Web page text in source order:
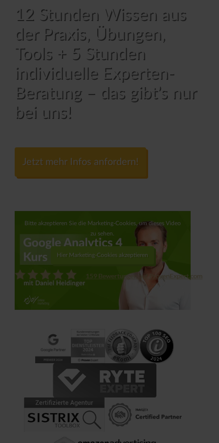
12 Stunden Wissen aus
der Praxis, Übungen,
Tools + 5 Stunden
individuelle Experten-
Beratung – das gibt’s nur
bei uns!
Jetzt mehr Infos anfordern!
Bitte akzeptieren Sie die Marketing-Cookies, um dieses Video
zu sehen.
Hier Marketing-Cookies akzeptieren